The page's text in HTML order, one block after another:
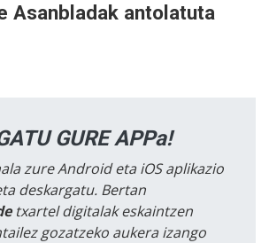
Asanbladak antolatuta
GURE APPa!
zure Android eta iOS aplikazio
deskargatu. Bertan
txartel digitalak eskaintzen
gozatzeko aukera izango